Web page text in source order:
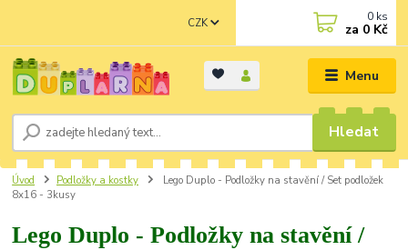
Menu
CZK
Hledat
0 ks
za 0 Kč
Úvod Podložky a kostky
Lego Duplo - Podložky na stavění / Set podložek
8x16 - 3kusy
Lego Duplo - Podložky na stavění /